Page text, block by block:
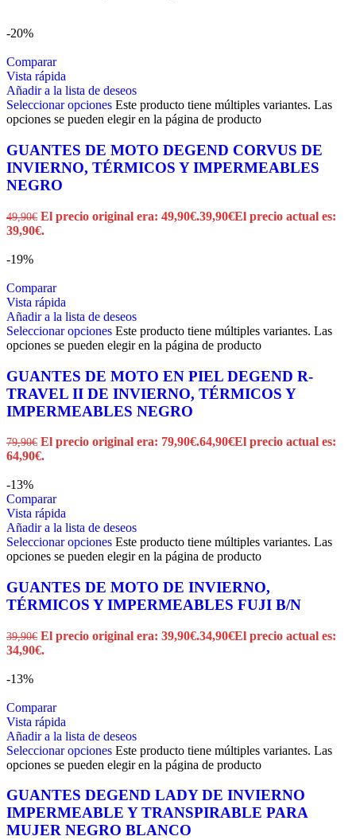
-20%
Comparar
Vista rápida
Añadir a la lista de deseos
Seleccionar opciones Este producto tiene múltiples variantes. Las
opciones se pueden elegir en la página de producto
GUANTES DE MOTO DEGEND CORVUS DE
INVIERNO, TÉRMICOS Y IMPERMEABLES
NEGRO
49,90€ El precio original era: 49,90€.39,90€El precio actual es:
39,90€.
-19%
Comparar
Vista rápida
Añadir a la lista de deseos
Seleccionar opciones Este producto tiene múltiples variantes. Las
opciones se pueden elegir en la página de producto
GUANTES DE MOTO EN PIEL DEGEND R-
TRAVEL II DE INVIERNO, TÉRMICOS Y
IMPERMEABLES NEGRO
79,90€ El precio original era: 79,90€.64,90€El precio actual es:
64,90€.
-13%
Comparar
Vista rápida
Añadir a la lista de deseos
Seleccionar opciones Este producto tiene múltiples variantes. Las
opciones se pueden elegir en la página de producto
GUANTES DE MOTO DE INVIERNO,
TÉRMICOS Y IMPERMEABLES FUJI B/N
39,90€ El precio original era: 39,90€.34,90€El precio actual es:
34,90€.
-13%
Comparar
Vista rápida
Añadir a la lista de deseos
Seleccionar opciones Este producto tiene múltiples variantes. Las
opciones se pueden elegir en la página de producto
GUANTES DEGEND LADY DE INVIERNO
IMPERMEABLE Y TRANSPIRABLE PARA
MUJER NEGRO BLANCO